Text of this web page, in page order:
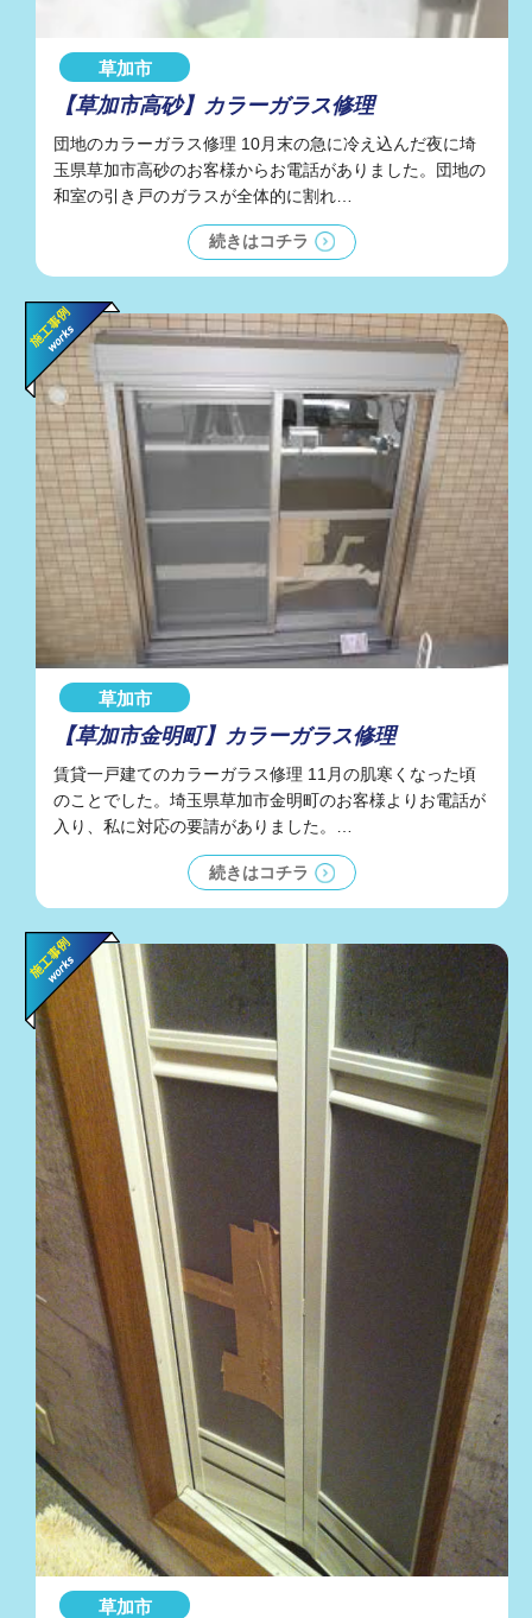
草加市
【草加市高砂】カラーガラス修理
団地のカラーガラス修理 10月末の急に冷え込んだ夜に埼
玉県草加市高砂のお客様からお電話がありました。団地の
和室の引き戸のガラスが全体的に割れ…
続きはコチラ
草加市
【草加市金明町】カラーガラス修理
賃貸一戸建てのカラーガラス修理 11月の肌寒くなった頃
のことでした。埼玉県草加市金明町のお客様よりお電話が
入り、私に対応の要請がありました。…
続きはコチラ
草加市